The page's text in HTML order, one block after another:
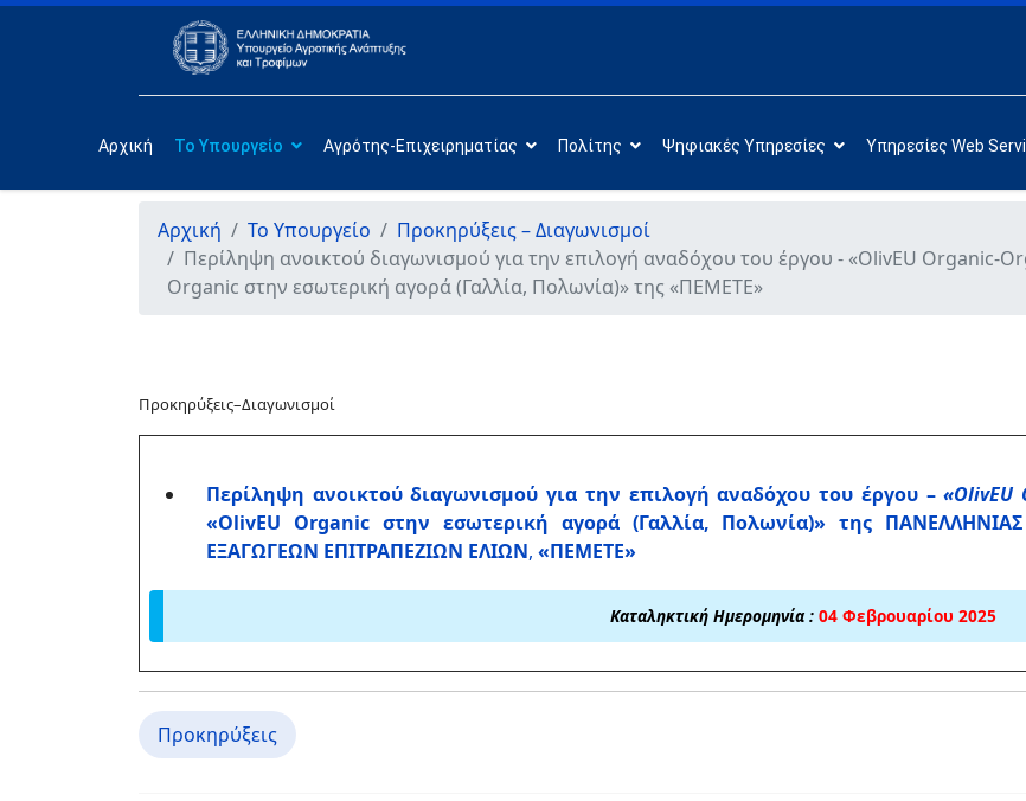
Αρχική Το Υπουργείο Αγρότης-Επιχειρηματίας Πολίτης Ψηφιακές Υπηρεσίες Υπηρεσίες Web
Αρχική Το Υπουργείο
Προκηρύξεις – Διαγωνισμοί
Περίληψη ανοικτού διαγωνισμού για την επιλογή αναδόχου του έργου - «OlivEU Organic-
Organic στην εσωτερική αγορά (Γαλλία, Πολωνία)» της «ΠΕΜΕΤΕ»
Προκηρύξεις–Διαγωνισμοί
Περίληψη ανοικτού διαγωνισμού για την επιλογή αναδόχου του έργου – «OlivEU
«OlivEU Organic στην εσωτερική αγορά (Γαλλία, Πολωνία)» της
ΕΞΑΓΩΓΕΩΝ ΕΠΙΤΡΑΠΕΖΙΩΝ ΕΛΙΩΝ, «ΠΕΜΕΤΕ»
Καταληκτική Ημερομηνία : 04 Φεβρουαρίου 2025
Προκηρύξεις